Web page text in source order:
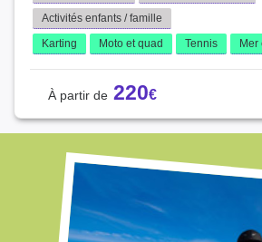
Activités enfants / famille
Karting
Moto et quad Tennis Mer
220